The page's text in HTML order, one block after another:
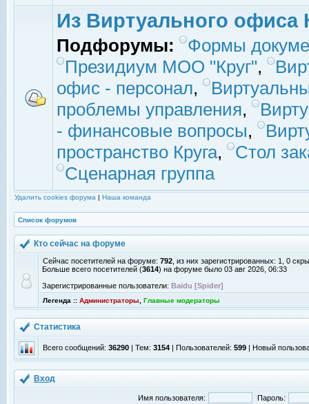
Из Виртуального офиса
Подфорумы:
Формы
Президиум МОО "Круг",
офис - персонал,
проблемы управления,
- финансовые вопросы,
пространство Круга,
Стол
Сценарная группа
Удалить cookies форума | Наша команда
Список форумов
Кто сейчас на форуме
Сейчас посетителей на форуме: 792 , из них зарегистрированных: 1, 0
Больше всего посетителей (3614) на форуме было 03 авг 2026, 06:33
Зарегистрированные пользователи: Baidu [Spider]
Легенда :: Администраторы Главные модераторы
Статистика
Всего сообщений: 36290 | Тем: 3154 | Пользователей: 599 | Новый
Вход
Имя пользователя: Пароль: